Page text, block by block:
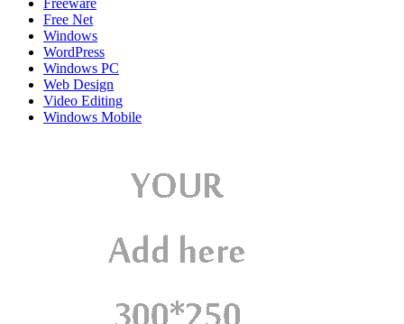
Freeware
Free Net
Windows
WordPress
Windows PC
Web Design
Video Editing
Windows Mobile